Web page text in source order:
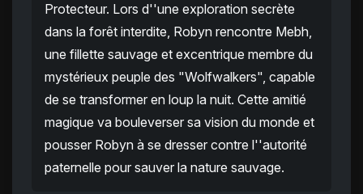
Protecteur. Lors d''une exploration secrète
dans la forêt interdite, Robyn rencontre Mebh,
une fillette sauvage et excentrique membre du
mystérieux peuple des "Wolfwalkers", capable
de se transformer en loup la nuit. Cette amitié
magique va bouleverser sa vision du monde et
pousser Robyn à se dresser contre l''autorité
paternelle pour sauver la nature sauvage.